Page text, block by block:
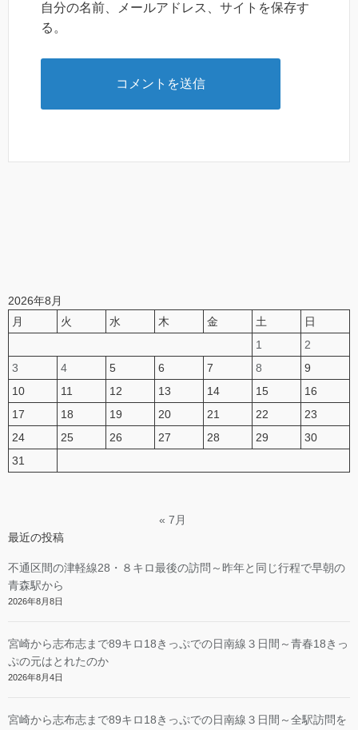
自分の名前、メールアドレス、サイトを保存す
る。
2026年8月
月
火 水 木 金 土
日
1
2
3
4 5 6 7 8
9
10
11 12 13 14 15
16
17
18 19 20 21 22
23
24
25 26 27 28 29
30
31
« 7月
最近の投稿
不通区間の津軽線28・８キロ最後の訪問～昨年と同じ行程で早朝の
青森駅から
2026年8月8日
宮崎から志布志まで89キロ18きっぷでの日南線３日間～青春18きっ
ぷの元はとれたのか
2026年8月4日
宮崎から志布志まで89キロ18きっぷでの日南線３日間～全駅訪問を